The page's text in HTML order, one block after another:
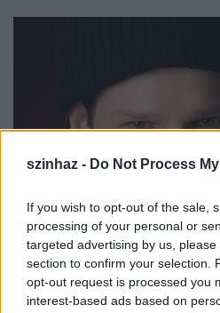
szinhaz - Do Not Process
If you wish to opt-out of the sale,
processing of your personal or
targeted advertising by us,
section to confirm your selection.
opt-out request is processed you
interest-based ads based on
Balázs Zoltán
Színház)